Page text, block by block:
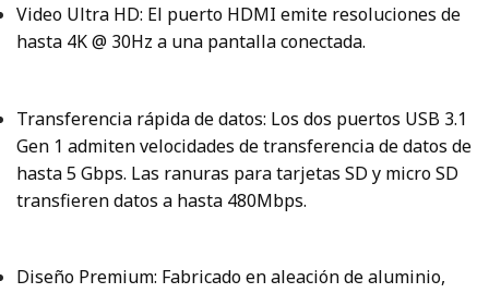
Video Ultra HD: El puerto HDMI emite resoluciones de
hasta 4K @ 30Hz a una pantalla conectada.
Transferencia rápida de datos: Los dos puertos USB 3.1
Gen 1 admiten velocidades de transferencia de datos de
hasta 5 Gbps. Las ranuras para tarjetas SD y micro SD
transfieren datos a hasta 480Mbps.
Diseño Premium: Fabricado en aleación de aluminio,